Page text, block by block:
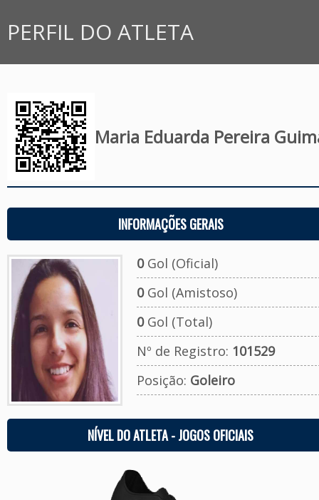
PERFIL DO ATLETA
Maria Eduarda Pereira
INFORMAÇÕES GERAIS
0Gol (Oficial)
0Gol (Amistoso)
0Gol (Total)
Nº de Registro: 101529
Posição: Goleiro
NÍVEL DO ATLETA - JOGOS OFICIAIS